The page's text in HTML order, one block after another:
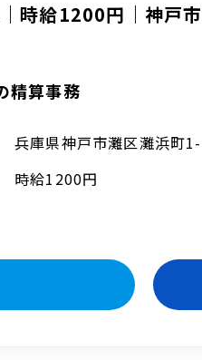
時給1200円｜神戸市
精算事務
兵庫県神戸市灘区灘浜町1-
時給1200円